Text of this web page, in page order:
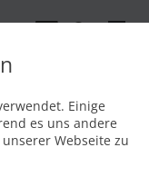
investiert in 2D-
Einige
es uns andere
Webseite zu